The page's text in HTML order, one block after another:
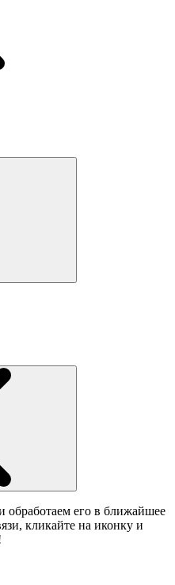
его в ближайшее
кликайте на иконку и